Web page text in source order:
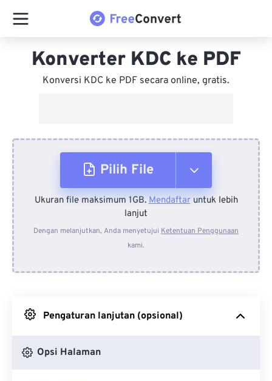
Konverter KDC ke PDF
Konversi KDC ke PDF secara online, gratis.
Pilih File
Dari Perangkat
Dari Dropbox
Ukuran file maksimum 1GB.Mendaftaruntuk lebih
lanjut
Dengan melanjutkan, Anda menyetujui Ketentuan Penggunaan
kami.
Pengaturan lanjutan (opsional)
Opsi Halaman